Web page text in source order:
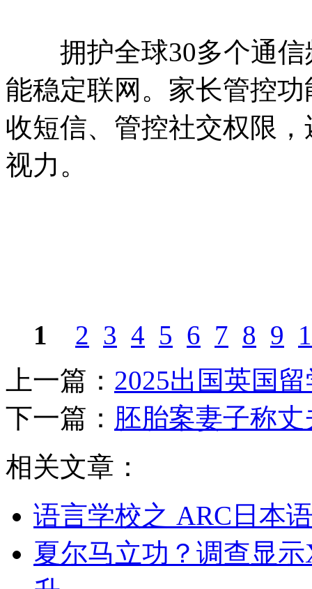
拥护全球30多个通信
能稳定联网。家长管控
收短信、管控社交权限
视力。
1 2 3 4 5 6 7 8 9
上一篇： 2025出国英国
下一篇： 胚胎案妻子称
相关文章：
语言学校之 ARC日本
夏尔马立功？调查显